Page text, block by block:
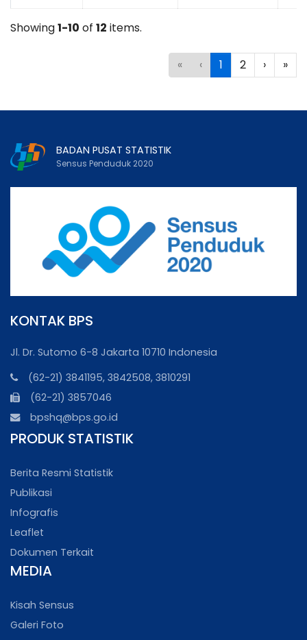
Showing1-10 of 12 items.
« ‹ 1 2 › »
BADAN PUSAT STATISTIK
Sensus Penduduk 2020
KONTAK BPS
Jl. Dr. Sutomo 6-8 Jakarta 10710 Indonesia
(62-21) 3841195, 3842508, 3810291
(62-21) 3857046
bpshq@bps.go.id
PRODUK STATISTIK
Berita Resmi Statistik
Publikasi
Infografis
Leaflet
Dokumen Terkait
MEDIA
Kisah Sensus
Galeri Foto